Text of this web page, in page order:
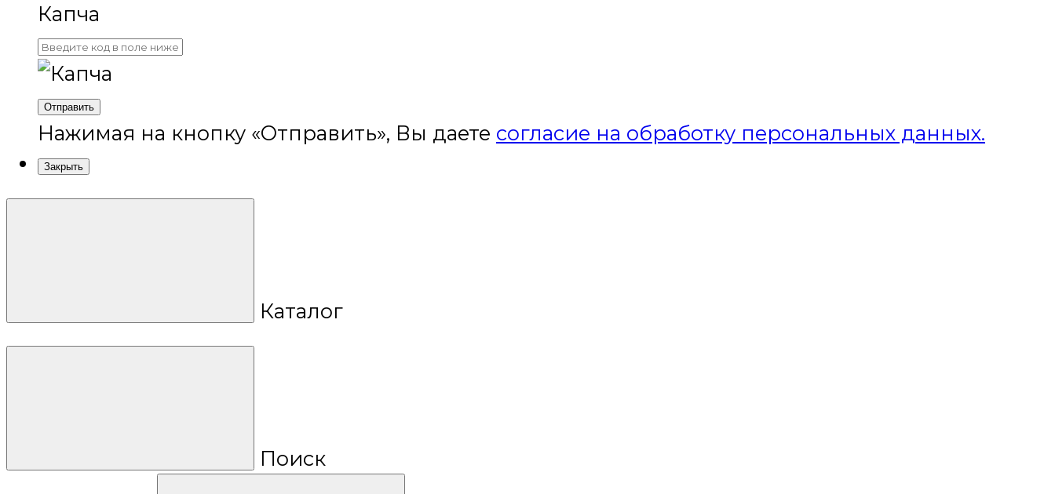
Капча
Отправить
Нажимая на кнопку «Отправить», Вы даете согласие на обработку персональных данных.
Закрыть
Каталог
Поиск